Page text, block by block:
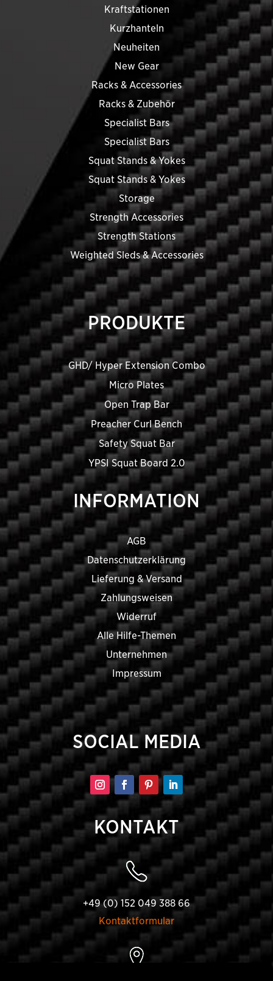
Kraftstationen
Kurzhanteln
Neuheiten
New Gear
Racks & Accessories
Racks & Zubehör
Specialist Bars
Specialist Bars
Squat Stands & Yokes
Squat Stands & Yokes
Storage
Strength Accessories
Strength Stations
Weighted Sleds & Accessories
PRODUKTE
GHD/ Hyper Extension Combo
Micro Plates
Open Trap Bar
Preacher Curl Bench
Safety Squat Bar
YPSI Squat Board 2.0
INFORMATION
AGB
Datenschutzerklärung
Lieferung & Versand
Zahlungsweisen
Widerruf
Alle Hilfe-Themen
Unternehmen
Impressum
SOCIAL MEDIA
KONTAKT
+49 (0) 152 049 388 66
Kontaktformular